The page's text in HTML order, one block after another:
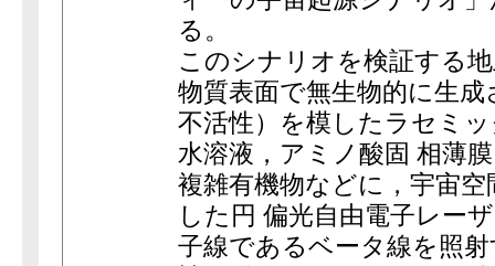
る。
このシナリオを検証する
物質表面で無生物的に生
不活性）を模したラセミ
水溶液，アミノ酸固 相薄
複雑有機物などに，宇宙
した円 偏光自由電子レー
子線であるベータ線を照